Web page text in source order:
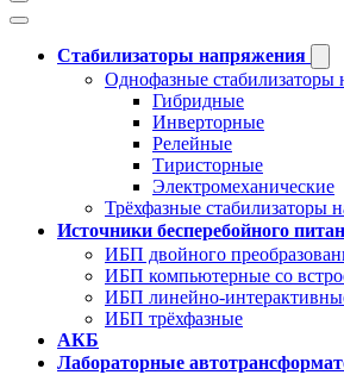
Стабилизаторы напряжения
Однофазные стабилизаторы
Гибридные
Инверторные
Релейные
Тиристорные
Электромеханические
Трёхфазные стабилизаторы
Источники бесперебойного
ИБП двойного
ИБП компьютерные со
ИБП линейно-
ИБП трёхфазные
АКБ
Лабораторные